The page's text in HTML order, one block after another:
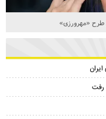
طرح «مهرورزی»
رفت